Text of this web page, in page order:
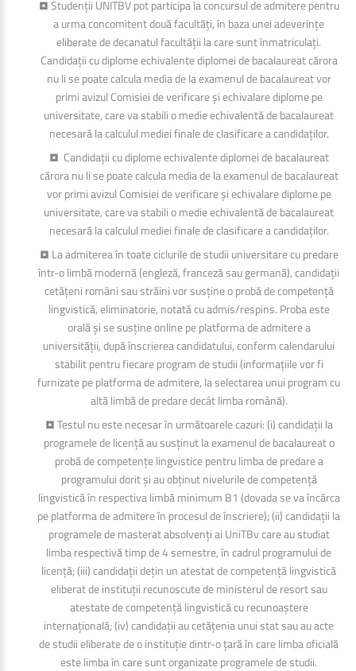
• Studenții UNITBV pot participa la concursul de admitere pentru
a urma concomitent două facultăți, în baza unei adeverințe
eliberate de decanatul facultății la care sunt înmatriculați.
Candidații cu diplome echivalente diplomei de bacalaureat cărora
nu li se poate calcula media de la examenul de bacalaureat vor
primi avizul Comisiei de verificare și echivalare diplome pe
universitate, care va stabili o medie echivalentă de bacalaureat
necesară la calculul mediei finale de clasificare a candidaților.
• Candidații cu diplome echivalente diplomei de bacalaureat
cărora nu li se poate calcula media de la examenul de bacalaureat
vor primi avizul Comisiei de verificare și echivalare diplome pe
universitate, care va stabili o medie echivalentă de bacalaureat
necesară la calculul mediei finale de clasificare a candidaților.
• La admiterea în toate ciclurile de studii universitare cu predare
într-o limbă modernă (engleză, franceză sau germană), candidații
cetățeni români sau străini vor susține o probă de competență
lingvistică, eliminatorie, notată cu admis/respins. Proba este
orală și se susține online pe platforma de admitere a
universității, după înscrierea candidatului, conform calendarului
stabilit pentru fiecare program de studii (informațiile vor fi
furnizate pe platforma de admitere, la selectarea unui program cu
altă limbă de predare decât limba română).
• Testul nu este necesar în următoarele cazuri: (i) candidații la
programele de licență au susținut la examenul de bacalaureat o
probă de competențe lingvistice pentru limba de predare a
programului dorit și au obținut nivelurile de competență
lingvistică în respectiva limbă minimum B1 (dovada se va încărca
pe platforma de admitere în procesul de înscriere); (ii) candidații la
programele de masterat absolvenți ai UniTBv care au studiat
limba respectivă timp de 4 semestre, în cadrul programului de
licență; (iii) candidații dețin un atestat de competență lingvistică
eliberat de instituții recunoscute de ministerul de resort sau
atestate de competență lingvistică cu recunoaștere
internațională; (iv) candidații au cetățenia unui stat sau au acte
de studii eliberate de o instituție dintr-o țară în care limba oficială
este limba în care sunt organizate programele de studii.